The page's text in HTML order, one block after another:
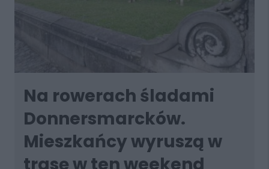
Na rowerach śladami
Donnersmarcków.
Mieszkańcy wyruszą w
trasę w ten weekend